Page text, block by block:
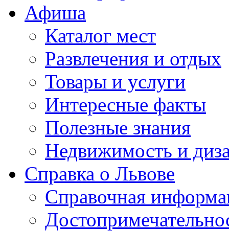
Афиша
Каталог мест
Развлечения и отдых
Товары и услуги
Интересные факты
Полезные знания
Недвижимость и
Справка о Львове
Справочная